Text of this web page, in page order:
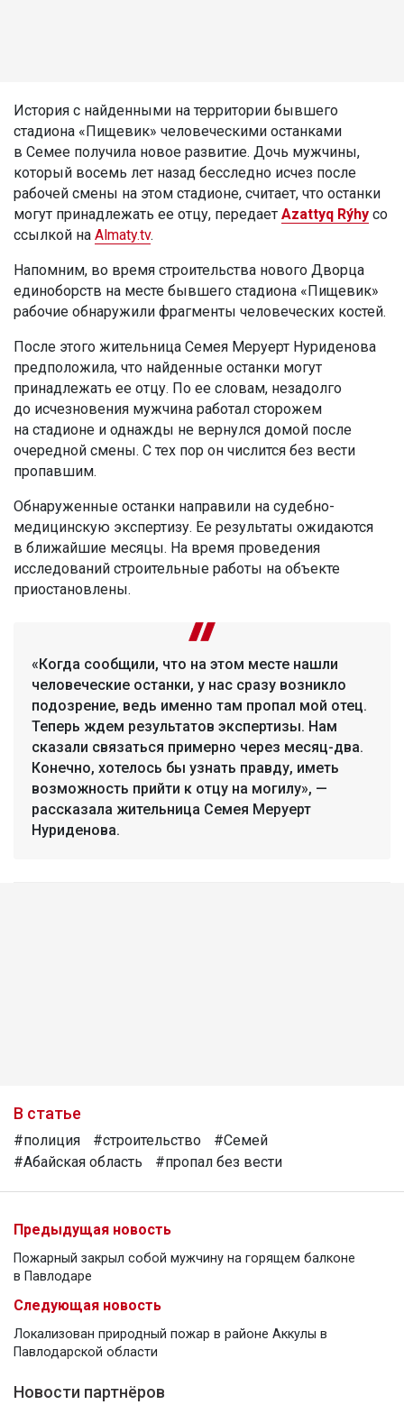
История с найденными на территории бывшего
стадиона «Пищевик» человеческими останками
в Семее получила новое развитие. Дочь мужчины,
который восемь лет назад бесследно исчез после
рабочей смены на этом стадионе, считает, что останки
могут принадлежать ее отцу, передает Azattyq Rýhy со
ссылкой на Almaty.tv.
Напомним, во время строительства нового Дворца
единоборств на месте бывшего стадиона «Пищевик»
рабочие обнаружили фрагменты человеческих костей.
После этого жительница Семея Меруерт Нуриденова
предположила, что найденные останки могут
принадлежать ее отцу. По ее словам, незадолго
до исчезновения мужчина работал сторожем
на стадионе и однажды не вернулся домой после
очередной смены. С тех пор он числится без вести
пропавшим.
Обнаруженные останки направили на судебно-
медицинскую экспертизу. Ее результаты ожидаются
в ближайшие месяцы. На время проведения
исследований строительные работы на объекте
приостановлены.
«Когда сообщили, что на этом месте нашли
человеческие останки, у нас сразу возникло
подозрение, ведь именно там пропал мой отец.
Теперь ждем результатов экспертизы. Нам
сказали связаться примерно через месяц-два.
Конечно, хотелось бы узнать правду, иметь
возможность прийти к отцу на могилу», —
рассказала жительница Семея Меруерт
Нуриденова.
В статье
#полиция #строительство
#Семей
#Абайская область
#пропал без вести
Предыдущая новость
Пожарный закрыл собой мужчину на горящем балконе
в Павлодаре
Следующая новость
Локализован природный пожар в районе Аккулы в
Павлодарской области